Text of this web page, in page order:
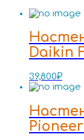
Daikin
39,800₽